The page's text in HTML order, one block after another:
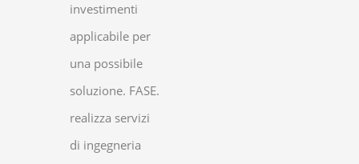
investimenti
applicabile per
una possibile
soluzione. FASE.
realizza servizi
di ingegneria